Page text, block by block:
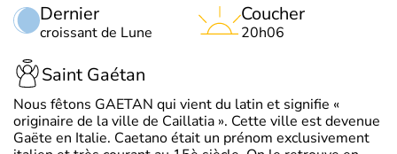
Dernier
croissant de Lune
Coucher
20h06
Saint Gaétan
Nous fêtons GAETAN qui vient du latin et signifie «
originaire de la ville de Caillatia ». Cette ville est devenue
Gaëte en Italie. Caetano était un prénom exclusivement